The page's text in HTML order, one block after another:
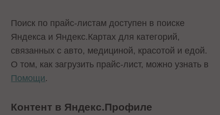
Поиск по прайс-листам доступен в поиске
Яндекса и Яндекс.Картах для категорий,
связанных с авто, медициной, красотой и едой.
О том, как загрузить прайс-лист, можно узнать в
Помощи.
Контент в Яндекс.Профиле